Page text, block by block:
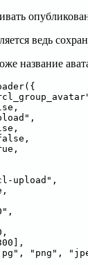
ведь
название
upload",
"png",